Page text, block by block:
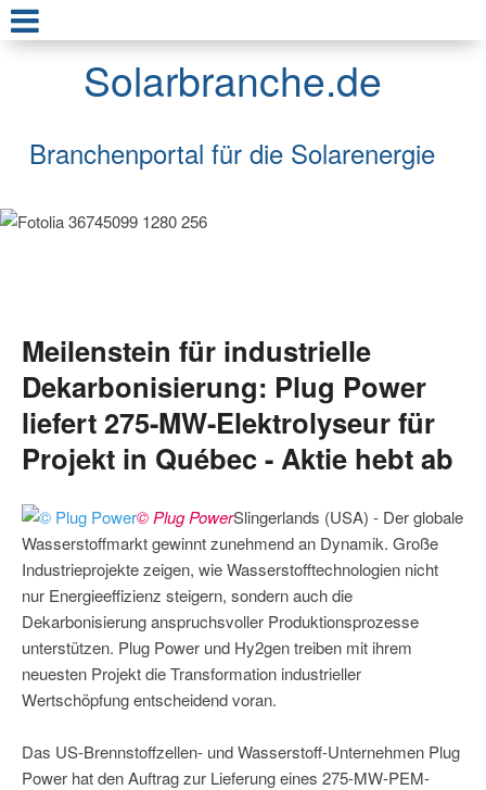
Solarbranche.de
Branchenportal für die Solarenergie
Meilenstein für industrielle
Dekarbonisierung: Plug Power
liefert 275-MW-Elektrolyseur für
Projekt in Québec - Aktie hebt ab
© Plug PowerSlingerlands (USA) - Der globale
Wasserstoffmarkt gewinnt zunehmend an Dynamik. Große
Industrieprojekte zeigen, wie Wasserstofftechnologien nicht
nur Energieeffizienz steigern, sondern auch die
Dekarbonisierung anspruchsvoller Produktionsprozesse
unterstützen. Plug Power und Hy2gen treiben mit ihrem
neuesten Projekt die Transformation industrieller
Wertschöpfung entscheidend voran.
Das US-Brennstoffzellen- und Wasserstoff-Unternehmen Plug
Power hat den Auftrag zur Lieferung eines 275-MW-PEM-